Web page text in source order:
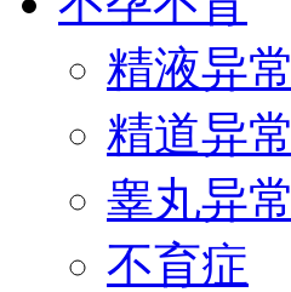
精液异常
精道异常
睾丸异常
不育症